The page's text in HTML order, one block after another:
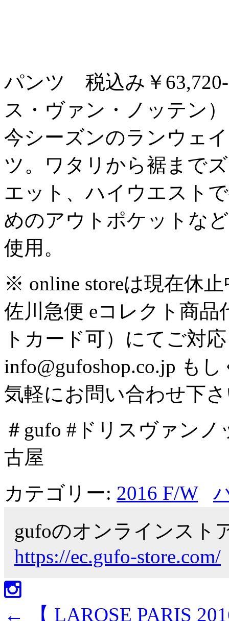
パンツ 税込み￥63,720-
ス・ヴァン・ノッテン）
今シーズンのランウェ
ツ。ワタリから裾まで
エット、ハイウエスト
めのアウトポケットな
使用。
※ online storeは現在休
佐川急便 eコレクト商
トカード可）にてご対
info@gufoshop.co.jp も
気軽にお問い合わせ下
＃gufo #ドリスヴァンノ
古屋
カテゴリー: 2016 F/W
gufoのオンラインスト
https://ec.gufo-store.com/
← 【 LAROSE PARIS